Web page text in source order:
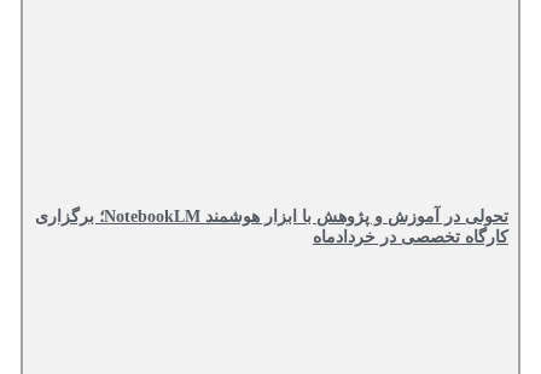
تحولی در آموزش و پژوهش با ابزار هوشمند NotebookLM؛ برگزاری
کارگاه تخصصی در خردادماه